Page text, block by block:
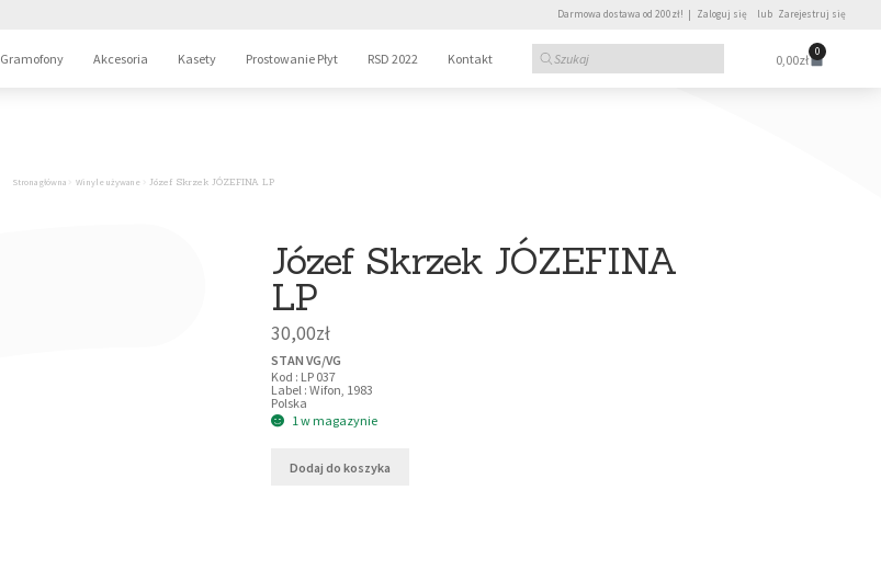
Darmowa dostawa od 200zł! | Zaloguj się lub Zarejestruj się
Gramofony Akcesoria Kasety Prostowanie Płyt RSD 2022 Kontakt 0,00zł
0
Strona główna Winyle używane Józef Skrzek JÓZEFINA LP
Józef Skrzek JÓZEFINA
LP
30,00zł
STAN VG/VG
Kod : LP 037
Label : Wifon, 1983
Polska
1 w magazynie
Dodaj do koszyka